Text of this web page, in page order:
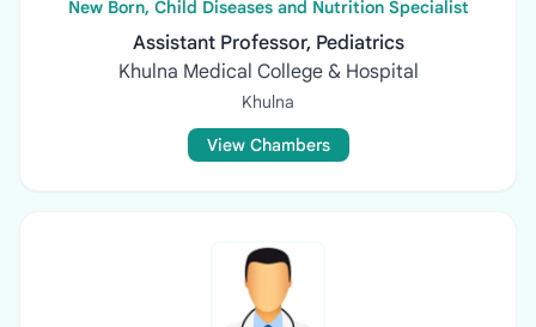
New Born, Child Diseases and Nutrition Specialist
Assistant Professor, Pediatrics
Khulna Medical College & Hospital
Khulna
View Chambers